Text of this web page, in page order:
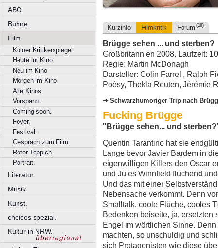
ABO.
Bühne.
Film.
Kölner Kritikerspiegel.
Heute im Kino
Neu im Kino
Morgen im Kino
Alle Kinos.
Vorspann.
Coming soon.
Foyer.
Festival.
Gespräch zum Film.
Roter Teppich.
Portrait.
Literatur.
Musik.
Kunst.
choices spezial.
Kultur in NRW.
Kurzinfo Filmkritik Forum (10)
Brügge sehen ... und sterben?
Großbritannien 2008, Laufzeit:
Regie: Martin McDonagh
Darsteller: Colin Farrell, Ralph
Poésy, Thekla Reuten, Jérémie
Schwarzhumoriger Trip nach
Fucking Brügge
"Brügge sehen... und
Quentin Tarantino hat sie
Lange bevor Javier Bardem in
eigenwilligen Killers den Oscar
und Jules Winnfield fluchend
Und das mit einer
Nebensache verkommt. Denn
Smalltalk, coole Flüche, cooles
Bedenken beiseite, ja, ersetzten
Engel im wörtlichen Sinne.
machten, so unschuldig und
sich Protagonisten wie diese